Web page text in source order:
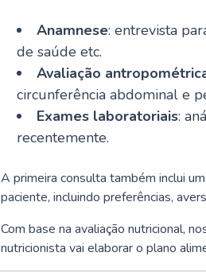
Anamnese: entrevista
de saúde etc.
Avaliação
circunferência abdominal e
Exames laboratoriais:
recentemente.
A primeira consulta também inclui
paciente, incluindo preferências,
Com base na avaliação nutricional,
nutricionista vai elaborar o plano